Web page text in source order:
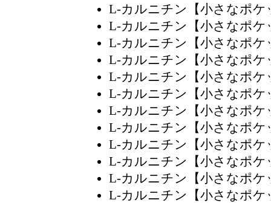
L-カルニチン【小さなポケ
L-カルニチン【小さなポケ
L-カルニチン【小さなポケ
L-カルニチン【小さなポケ
L-カルニチン【小さなポケ
L-カルニチン【小さなポケ
L-カルニチン【小さなポケ
L-カルニチン【小さなポケ
L-カルニチン【小さなポケ
L-カルニチン【小さなポケ
L-カルニチン【小さなポケ
L-カルニチン【小さなポケ